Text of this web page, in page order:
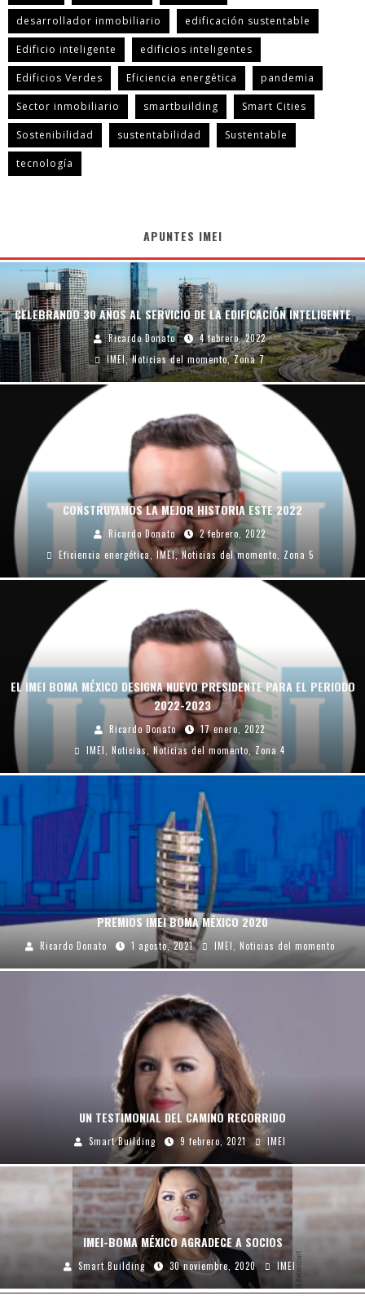
desarrollador inmobiliario edificación sustentable
Edificio inteligente edificios inteligentes
Edificios Verdes Eficiencia energética pandemia
Sector inmobiliario smartbuilding Smart Cities
Sostenibilidad sustentabilidad Sustentable
tecnología
APUNTES IMEI
CELEBRANDO 30 AÑOS AL SERVICIO DE LA EDIFICACIÓN INTELIGENTE
Ricardo Donato
4 febrero, 2022
IMEI,Noticias del momento,Zona 7
CONSTRUYAMOS LA MEJOR HISTORIA ESTE 2022
Ricardo Donato
2 febrero, 2022
Eficiencia energética, IMEI,Noticias del momento Zona 5
EL IMEI BOMA MÉXICO DESIGNA NUEVO PRESIDENTE PARA EL PERIODO
2022-2023
Ricardo Donato
17 enero, 2022
IMEI
Noticias,Noticias del momento Zona 4
PREMIOS IMEI BOMA MÉXICO 2020
Ricardo Donato 1 agosto, 2021 IMEI Noticias del momento
UN TESTIMONIAL DEL CAMINO RECORRIDO
Smart Building 9 febrero, 2021 IMEI
IMEI-BOMA MÉXICO AGRADECE A SOCIOS
Smart Building 30 noviembre, 2020 IMEI